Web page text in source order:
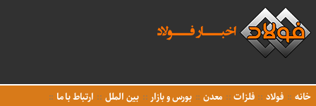
خانه فولاد فلزات معدن بورس و بازار بین الملل
ارتباط با ما